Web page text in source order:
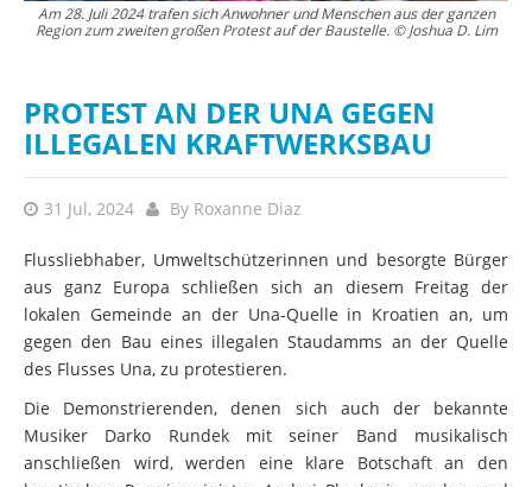
Am 28. Juli 2024 trafen sich Anwohner und Menschen aus der ganzen
Region zum zweiten großen Protest auf der Baustelle. © Joshua D. Lim
Quelle des Flusses Una, Kroatien © Ray Demski | Patagonia
PROTEST AN DER UNA GEGEN
ILLEGALEN KRAFTWERKSBAU
aus ganz Europa schließen sich an diesem Freitag der
lokalen Gemeinde an der Una-Quelle in Kroatien an, um
gegen den Bau eines illegalen Staudamms an der Quelle
des Flusses Una, zu protestieren.
Musiker Darko Rundek mit seiner Band musikalisch
anschließen wird, werden eine klare Botschaft an den
kroatischen Premierminister Andrej Plenkovic senden und